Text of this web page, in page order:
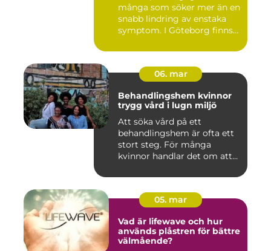
många som söker mer än en
snabb lindring av enstaka
symptom. I Göteborg finns
06. mar
Behandlingshem kvinnor
trygg vård i lugn miljö
Att söka vård på ett
behandlingshem är ofta ett
stort steg. För många
kvinnor handlar det om att
05. mar
Vad är lifewave och hur
används plåstren för bättre
välmående?